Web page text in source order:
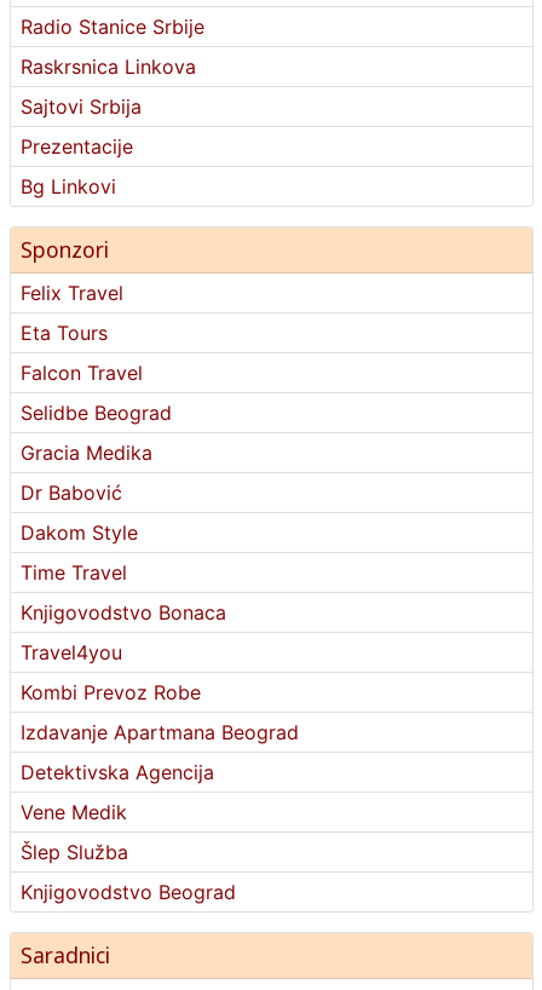
Radio Stanice Srbije
Raskrsnica Linkova
Sajtovi Srbija
Prezentacije
Bg Linkovi
Sponzori
Felix Travel
Eta Tours
Falcon Travel
Selidbe Beograd
Gracia Medika
Dr Babović
Dakom Style
Time Travel
Knjigovodstvo Bonaca
Travel4you
Kombi Prevoz Robe
Izdavanje Apartmana Beograd
Detektivska Agencija
Vene Medik
Šlep Služba
Knjigovodstvo Beograd
Saradnici